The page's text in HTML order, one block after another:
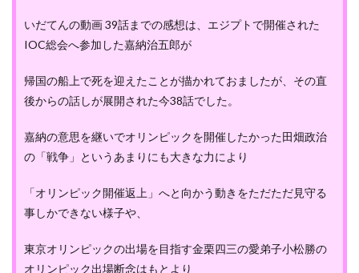
いだてんの動画 39話までの感想は、エジプトで開催された
IOC総会へ参加した嘉納治五郎が
帰国の船上で死を迎えたことが描かれておましたが、その直
後からの話しが展開された今38話でした。
嘉納の意思を継いでオリンピックを開催したかった田畑政治
の「戦争」というあまりにも大きな力により
「オリンピック開催返上」へと向かう動きをただただ見守る
事しかできない様子や、
東京オリンピックの出場を目指す金栗四三の愛弟子小松勝の
オリンピック出場断念はもとより